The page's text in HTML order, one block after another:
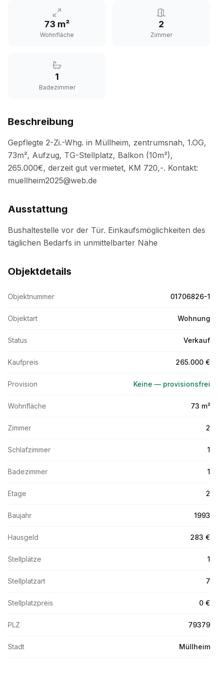
73 m²
Wohnfläche
2
Zimmer
1
Badezimmer
Beschreibung
Ausstattung
Objektdetails
Objektnummer 01706826-1
Objektart Wohnung
Status Verkauf
Kaufpreis 265.000 €
Provision Keine — provisionsfrei
Wohnfläche 73 m²
Zimmer 2
Schlafzimmer 1
Badezimmer 1
Etage 2
Baujahr 1993
Hausgeld 283 €
Stellplätze 1
Stellplatzart 7
Stellplatzpreis 0 €
PLZ 79379
Stadt Müllheim